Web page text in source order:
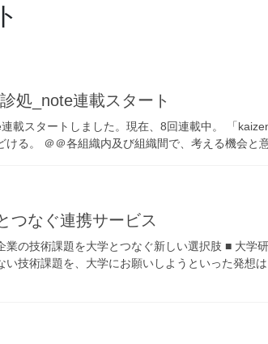
処_note連載スタート
載スタートしました。現在、8回連載中。 「
る。 ＠＠各組織内及び組織間で、考える機会と
つなぐ連携サービス
業の技術課題を大学とつなぐ新しい選択肢 ■ 大学
い技術課題を、大学にお願いしようといった発想